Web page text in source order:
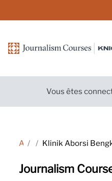
Vous êtes
Accueil Tags
Journalism